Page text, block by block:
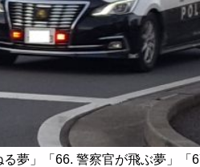
夢」「66. 警察官が飛ぶ夢」